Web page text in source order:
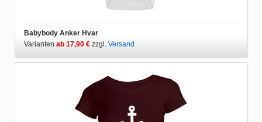
Babybody Anker Hvar
Varianten ab 17,90 € zzgl. Versand